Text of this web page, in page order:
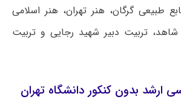
طبیعی گرگان، هنر تهران، هنر اسلامی
شاهد، تربیت دبیر شهید رجایی و تربیت
ارشد بدون کنکور دانشگاه تهران